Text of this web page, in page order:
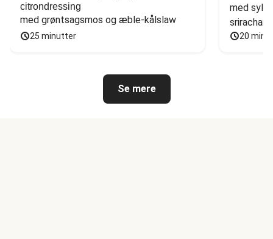
citrondressing
med grøntsagsmos og æble-kålslaw
25 minutter
med
20
Se mere